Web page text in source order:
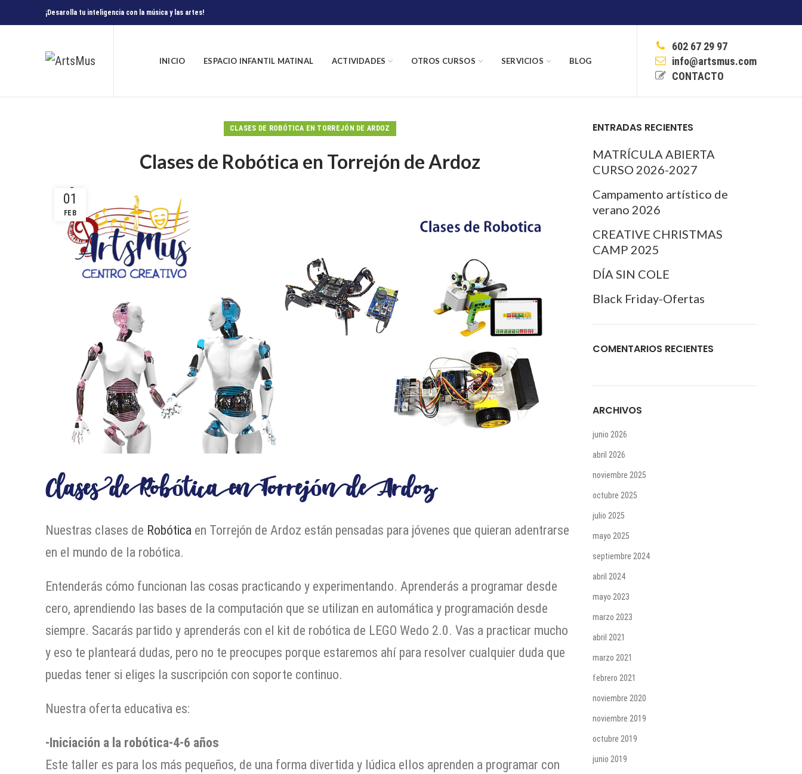
¡Desarolla tu inteligencia con la música y las artes!
INICIO ESPACIO INFANTIL MATINAL ACTIVIDADES OTROS CURSOS SERVICIOS BLOG
602 67 29 97
info@artsmus.com
CONTACTO
CLASES DE ROBÓTICA EN TORREJÓN DE ARDOZ
Clases de Robótica en Torrejón de Ardoz
01
FEB
Clases de Robótica en Torrejón de Ardoz
Nuestras clases de Robótica en Torrejón de Ardoz están pensadas para jóvenes que quieran adentrarse
en el mundo de la robótica.
Entenderás cómo funcionan las cosas practicando y experimentando. Aprenderás a programar desde
cero, aprendiendo las bases de la computación que se utilizan en automática y programación desde
siempre. Sacarás partido y aprenderás con el kit de robótica de LEGO Wedo 2.0. Vas a practicar mucho
y eso te planteará dudas, pero no te preocupes porque estaremos ahí para resolver cualquier duda que
puedas tener si eliges la suscripción con soporte continuo.
Nuestra oferta educativa es:
-Iniciación a la robótica-4-6 años
Este taller es para los más pequeños, de una forma divertida y lúdica ellos aprenden a programar con
ENTRADAS RECIENTES
MATRÍCULA ABIERTA
CURSO 2026-2027
Campamento artístico de
verano 2026
CREATIVE CHRISTMAS
CAMP 2025
DÍA SIN COLE
Black Friday-Ofertas
COMENTARIOS RECIENTES
ARCHIVOS
junio 2026
abril 2026
noviembre 2025
octubre 2025
julio 2025
mayo 2025
septiembre 2024
abril 2024
mayo 2023
marzo 2023
abril 2021
marzo 2021
febrero 2021
noviembre 2020
noviembre 2019
octubre 2019
junio 2019